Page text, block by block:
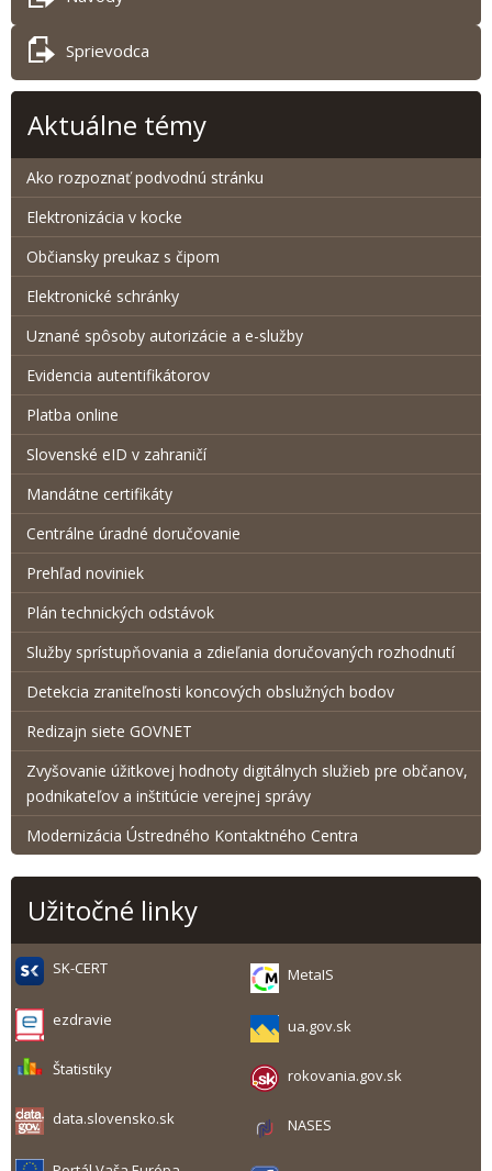
Sprievodca
Aktuálne témy
Ako rozpoznať podvodnú stránku
Elektronizácia v kocke
Občiansky preukaz s čipom
Elektronické schránky
Uznané spôsoby autorizácie a e-služby
Evidencia autentifikátorov
Platba online
Slovenské eID v zahraničí
Mandátne certifikáty
Centrálne úradné doručovanie
Prehľad noviniek
Plán technických odstávok
Služby sprístupňovania a zdieľania doručovaných rozhodnutí
Detekcia zraniteľnosti koncových obslužných bodov
Redizajn siete GOVNET
Zvyšovanie úžitkovej hodnoty digitálnych služieb pre občanov,
podnikateľov a inštitúcie verejnej správy
Modernizácia Ústredného Kontaktného Centra
Užitočné linky
SK-CERT MetaIS
ezdravie ua.gov.sk
Štatistiky rokovania.gov.sk
data.slovensko.sk NASES